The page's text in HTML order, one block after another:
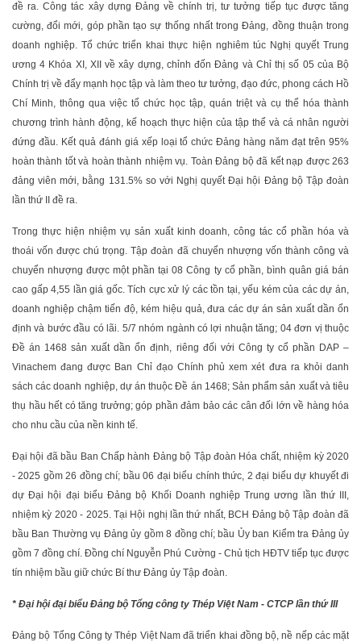
đề ra. Công tác xây dựng Đảng về chính trị, tư tưởng tiếp tục được tăng
cường, đổi mới, góp phần tạo sự thống nhất trong Đảng, đồng thuận trong
doanh nghiệp. Tổ chức triển khai thực hiện nghiêm túc Nghị quyết Trung
ương 4 Khóa XI, XII về xây dựng, chỉnh đốn Đảng và Chỉ thị số 05 của Bộ
Chính trị về đẩy mạnh học tập và làm theo tư tưởng, đạo đức, phong cách Hồ
Chí Minh, thông qua việc tổ chức học tập, quán triệt và cụ thể hóa thành
chương trình hành động, kế hoạch thực hiện của tập thể và cá nhân người
đứng đầu. Kết quả đánh giá xếp loại tổ chức Đảng hàng năm đạt trên 95%
hoàn thành tốt và hoàn thành nhiệm vụ. Toàn Đảng bộ đã kết nạp được 263
đảng viên mới, bằng 131.5% so với Nghị quyết Đại hội Đảng bộ Tập đoàn
lần thứ II đề ra.
Trong thực hiện nhiệm vụ sản xuất kinh doanh, công tác cổ phần hóa và
thoái vốn được chú trọng. Tập đoàn đã chuyển nhượng vốn thành công và
chuyển nhượng được một phần tại 08 Công ty cổ phần, bình quân giá bán
cao gấp 4,55 lần giá gốc. Tích cực xử lý các tồn tại, yếu kém của các dự án,
doanh nghiệp chậm tiến độ, kém hiệu quả, đưa các dự án sản xuất dần ổn
định và bước đầu có lãi. 5/7 nhóm ngành có lợi nhuận tăng; 04 đơn vị thuộc
Đề án 1468 sản xuất dần ổn định, riêng đối với Công ty cổ phần DAP –
Vinachem đang được Ban Chỉ đạo Chính phủ xem xét đưa ra khỏi danh
sách các doanh nghiệp, dự án thuộc Đề án 1468; Sản phẩm sản xuất và tiêu
thụ hầu hết có tăng trưởng; góp phần đảm bảo các cân đối lớn về hàng hóa
cho nhu cầu của nền kinh tế.
Đại hội đã bầu Ban Chấp hành Đảng bộ Tập đoàn Hóa chất, nhiệm kỳ 2020
- 2025 gồm 26 đồng chí; bầu 06 đại biểu chính thức, 2 đại biểu dự khuyết đi
dự Đại hội đại biểu Đảng bộ Khối Doanh nghiệp Trung ương lần thứ III,
nhiệm kỳ 2020 - 2025. Tại Hội nghị lần thứ nhất, BCH Đảng bộ Tập đoàn đã
bầu Ban Thường vụ Đảng ủy gồm 8 đồng chí; bầu Ủy ban Kiểm tra Đảng ủy
gồm 7 đồng chí. Đồng chí Nguyễn Phú Cường - Chủ tịch HĐTV tiếp tục được
tín nhiệm bầu giữ chức Bí thư Đảng ủy Tập đoàn.
* Đại hội đại biểu Đảng bộ Tổng công ty Thép Việt Nam - CTCP lần thứ III
Đảng bộ Tổng Công ty Thép Việt Nam đã triển khai đồng bộ, nề nếp các mặt